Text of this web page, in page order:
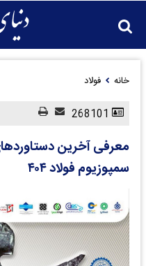
خانه فولاد
معرفی آخرین
سمپوزیوم فولاد ۴۰۴